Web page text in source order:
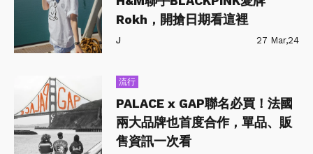
Rokh，開搶日期看這裡
J 27 Mar,24
流行
PALACE x GAP聯名必買！法國
兩大品牌也首度合作，單品、販
售資訊一次看